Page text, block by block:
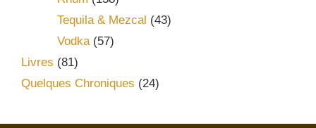
Tequila & Mezcal (43)
Vodka(57)
Livres (81)
Quelques Chroniques (24)